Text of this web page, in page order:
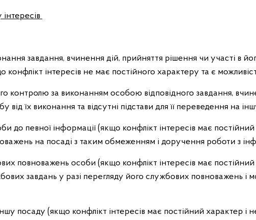
завдання, вчинення дій, прийняття рішення чи участі в
конфлікт інтересів не має постійного характеру та є
контролю за виконанням особою відповідного завдання,
їх виконання та відсутні підстави для її переведення на
до певної інформації (якщо конфлікт інтересів має
на посаді з таким обмеженням і доручення роботи з
повноважень особи (якщо конфлікт інтересів має
завдань у разі перегляду його службових повноважень і
посаду (якщо конфлікт інтересів має постійний характер